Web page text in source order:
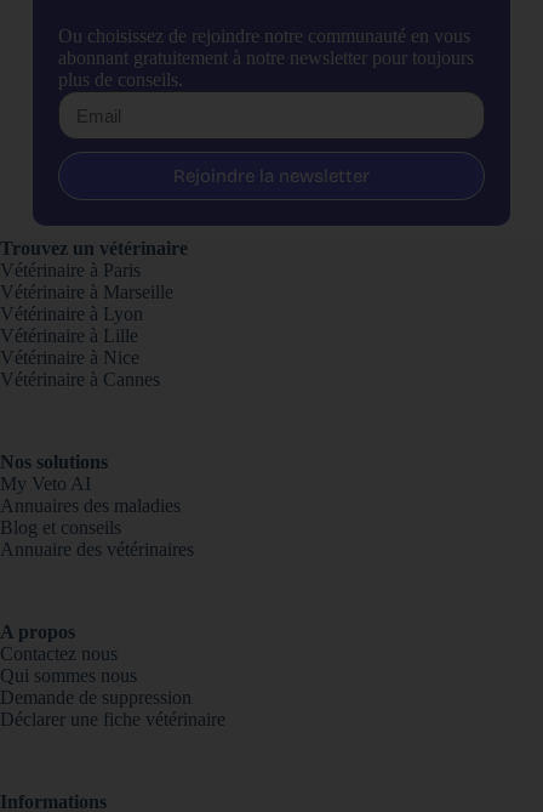
Ou choisissez de rejoindre notre communauté en vous
abonnant gratuitement à notre newsletter pour toujours
plus de conseils.
Rejoindre la newsletter
Trouvez un vétérinaire
Vétérinaire à Paris
Vétérinaire à Marseille
Vétérinaire à Lyon
Vétérinaire à Lille
Vétérinaire à Nice
Vétérinaire à Cannes
Nos solutions
My Veto AI
Annuaires des maladies
Blog et conseils
Annuaire des vétérinaires
A propos
Contactez nous
Qui sommes nous
Demande de suppression
Déclarer une fiche vétérinaire
Informations